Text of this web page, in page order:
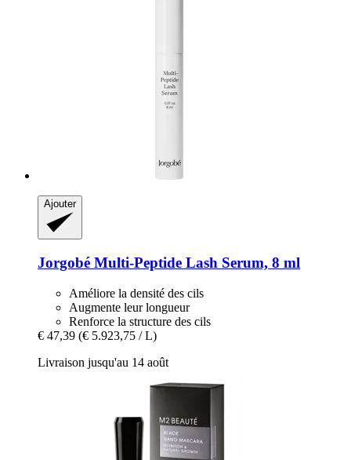
Ajouter
Jorgobé Multi-​Peptide Lash Serum, 8 ml
Améliore la densité des cils
Augmente leur longueur
Renforce la structure des cils
€ 47,39 (€ 5.923,75 / L)
Livraison jusqu'au 14 août